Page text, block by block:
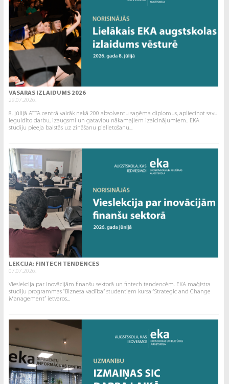
VASARAS IZLAIDUMS 2026
29.07.2026.
8. jūlijā ATTA centrā vairāk nekā 200 absolventu saņēma diplomus, apliecinot savu
ieguldīto darbu, izaugsmi un gatavību nākamajiem izaicinājumiem.. EKA
studiju pieeja balstās uz zināšanu pielietošanu...
LEKCIJA: FINTECH TENDENCES
07.07.2026.
Vieslekcija par inovācijām finanšu sektorā un fintech tendencēm. EKA maģistra
studiju programmas “Biznesa vadība” studentiem kursa “Strategic and Change
Management” ietvaros...